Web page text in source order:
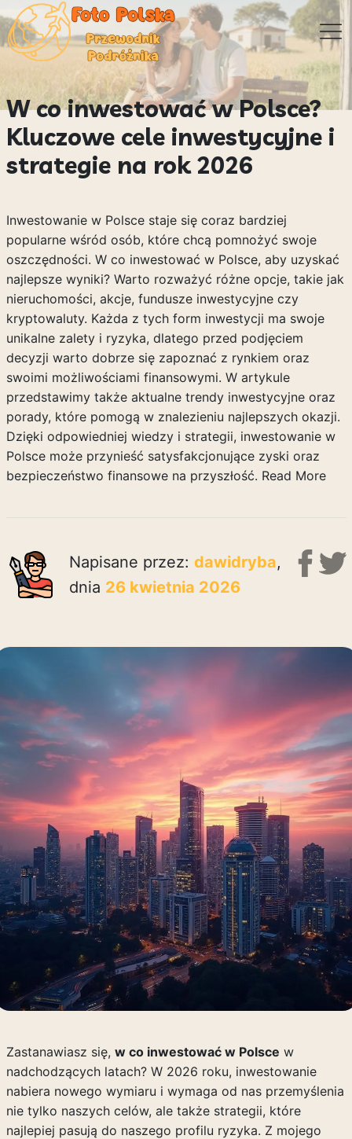
W co inwestować w Polsce?
Kluczowe cele inwestycyjne i
strategie na rok 2026
Inwestowanie w Polsce staje się coraz bardziej
popularne wśród osób, które chcą pomnożyć swoje
oszczędności. W co inwestować w Polsce, aby uzyskać
najlepsze wyniki? Warto rozważyć różne opcje, takie jak
nieruchomości, akcje, fundusze inwestycyjne czy
kryptowaluty. Każda z tych form inwestycji ma swoje
unikalne zalety i ryzyka, dlatego przed podjęciem
decyzji warto dobrze się zapoznać z rynkiem oraz
swoimi możliwościami finansowymi. W artykule
przedstawimy także aktualne trendy inwestycyjne oraz
porady, które pomogą w znalezieniu najlepszych okazji.
Dzięki odpowiedniej wiedzy i strategii, inwestowanie w
Polsce może przynieść satysfakcjonujące zyski oraz
bezpieczeństwo finansowe na przyszłość. Read More
Napisane przez: dawidryba,
dnia 26 kwietnia 2026
Zastanawiasz się, w co inwestować w Polsce w
nadchodzących latach? W 2026 roku, inwestowanie
nabiera nowego wymiaru i wymaga od nas przemyślenia
nie tylko naszych celów, ale także strategii, które
najlepiej pasują do naszego profilu ryzyka. Z mojego